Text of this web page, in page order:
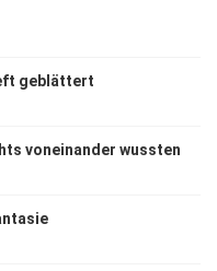
geblättert
voneinander wussten